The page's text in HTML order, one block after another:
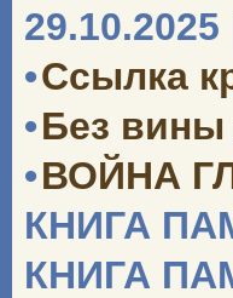
29.10.2025
•Ссылка
•Без
•ВОЙНА
КНИГА
КНИГА